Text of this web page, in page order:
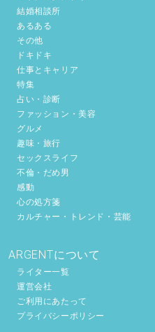
結婚相談所
あるある
その他
ドキドキ
仕事とキャリア
特集
占い・診断
ファッション・美容
グルメ
趣味・旅行
セックスライフ
不倫・だめ男
感動
心の処方箋
カルチャー・トレンド・芸能
ARGENTについて
ライター一覧
運営会社
ご利用にあたって
プライバシーポリシー